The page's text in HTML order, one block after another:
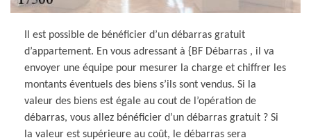
Il est possible de bénéficier d’un débarras gratuit
d’appartement. En vous adressant à {BF Débarras , il va
envoyer une équipe pour mesurer la charge et chiffrer les
montants éventuels des biens s’ils sont vendus. Si la
valeur des biens est égale au cout de l’opération de
débarras, vous allez bénéficier d’un débarras gratuit ? Si
la valeur est supérieure au coût, le débarras sera